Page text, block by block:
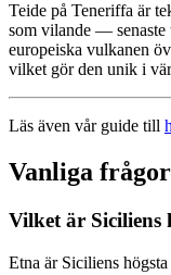
Teide på Teneriffa är
som vilande — senaste
europeiska vulkanen
vilket gör den unik i
Läs även vår guide till
Vanliga frågor
Vilket är Siciliens
Etna är Siciliens